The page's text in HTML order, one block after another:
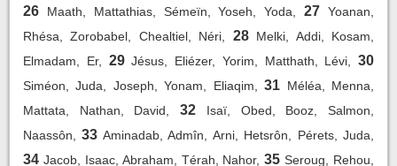
26 Maath, Mattathias, Sémeïn, Yoseh, Yoda, 27 Yoanan,
Rhésa, Zorobabel, Chealtiel, Néri,
28 Melki, Addi, Kosam,
Elmadam, Er,
29 Jésus, Eliézer, Yorim, Matthath, Lévi, 30
Siméon, Juda, Joseph, Yonam, Eliaqim, 31 Méléa, Menna,
Mattata, Nathan, David,
32
Isaï, Obed, Booz, Salmon,
Naassôn,
33 Aminadab, Admîn, Arni, Hetsrôn, Pérets, Juda,
34 Jacob, Isaac, Abraham, Térah, Nahor, 35 Seroug, Rehou,